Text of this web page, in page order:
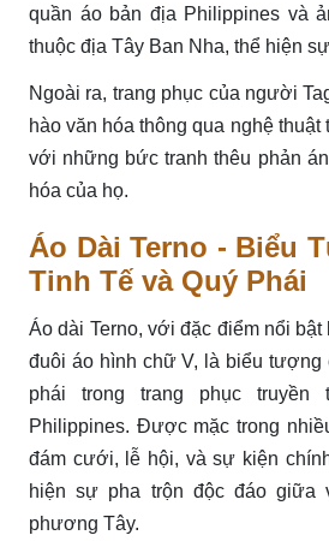
quần áo bản địa Philippines và
thuộc địa Tây Ban Nha, thể hiện
Ngoài ra, trang phục của người
hào văn hóa thông qua nghệ thuật
với những bức tranh thêu phản
hóa của họ.
Áo Dài Terno - Biểu
Tinh Tế và Quý Phái
Áo dài Terno, với đặc điểm nổi bật
đuôi áo hình chữ V, là biểu tượng
phái trong trang phục
Philippines. Được mặc trong
đám cưới, lễ hội, và sự kiện
hiện sự pha trộn độc đáo giữa
phương Tây.